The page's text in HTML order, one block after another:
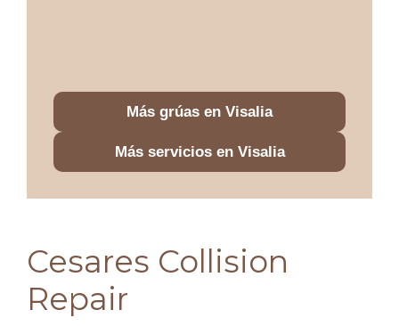
Más grúas en Visalia
Más servicios en Visalia
Cesares Collision
Repair